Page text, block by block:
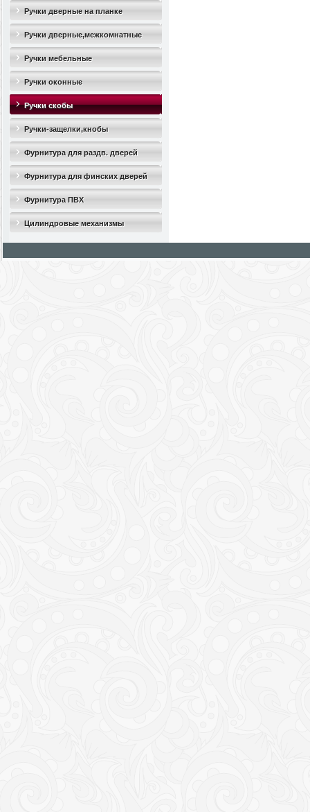
Ручки дверные на планке
Ручки дверные,межкомнатные
Ручки мебельные
Ручки оконные
Ручки скобы
Ручки-защелки,кнобы
Фурнитура для раздв. дверей
Фурнитура для финских дверей
Фурнитура ПВХ
Цилиндровые механизмы